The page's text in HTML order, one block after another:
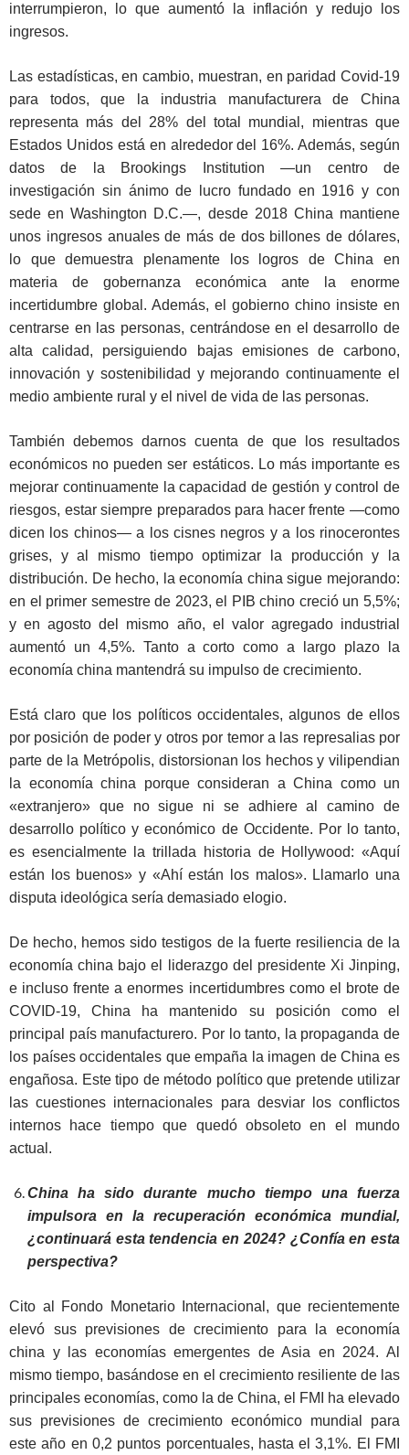
interrumpieron, lo que aumentó la inflación y redujo los
ingresos.
Las estadísticas, en cambio, muestran, en paridad Covid-19
para todos, que la industria manufacturera de China
representa más del 28% del total mundial, mientras que
Estados Unidos está en alrededor del 16%. Además, según
datos de la Brookings Institution ―un centro de
investigación sin ánimo de lucro fundado en 1916 y con
sede en Washington D.C.―, desde 2018 China mantiene
unos ingresos anuales de más de dos billones de dólares,
lo que demuestra plenamente los logros de China en
materia de gobernanza económica ante la enorme
incertidumbre global. Además, el gobierno chino insiste en
centrarse en las personas, centrándose en el desarrollo de
alta calidad, persiguiendo bajas emisiones de carbono,
innovación y sostenibilidad y mejorando continuamente el
medio ambiente rural y el nivel de vida de las personas.
También debemos darnos cuenta de que los resultados
económicos no pueden ser estáticos. Lo más importante es
mejorar continuamente la capacidad de gestión y control de
riesgos, estar siempre preparados para hacer frente ―como
dicen los chinos― a los cisnes negros y a los rinocerontes
grises, y al mismo tiempo optimizar la producción y la
distribución. De hecho, la economía china sigue mejorando:
en el primer semestre de 2023, el PIB chino creció un 5,5%;
y en agosto del mismo año, el valor agregado industrial
aumentó un 4,5%. Tanto a corto como a largo plazo la
economía china mantendrá su impulso de crecimiento.
Está claro que los políticos occidentales, algunos de ellos
por posición de poder y otros por temor a las represalias por
parte de la Metrópolis, distorsionan los hechos y vilipendian
la economía china porque consideran a China como un
«extranjero» que no sigue ni se adhiere al camino de
desarrollo político y económico de Occidente. Por lo tanto,
es esencialmente la trillada historia de Hollywood: «Aquí
están los buenos» y «Ahí están los malos». Llamarlo una
disputa ideológica sería demasiado elogio.
De hecho, hemos sido testigos de la fuerte resiliencia de la
economía china bajo el liderazgo del presidente Xi Jinping,
e incluso frente a enormes incertidumbres como el brote de
COVID-19, China ha mantenido su posición como el
principal país manufacturero. Por lo tanto, la propaganda de
los países occidentales que empaña la imagen de China es
engañosa. Este tipo de método político que pretende utilizar
las cuestiones internacionales para desviar los conflictos
internos hace tiempo que quedó obsoleto en el mundo
actual.
China ha sido durante mucho tiempo una fuerza
impulsora en la recuperación económica mundial,
¿continuará esta tendencia en 2024? ¿Confía en esta
perspectiva?
Cito al Fondo Monetario Internacional, que recientemente
elevó sus previsiones de crecimiento para la economía
china y las economías emergentes de Asia en 2024. Al
mismo tiempo, basándose en el crecimiento resiliente de las
principales economías, como la de China, el FMI ha elevado
sus previsiones de crecimiento económico mundial para
este año en 0,2 puntos porcentuales, hasta el 3,1%. El FMI